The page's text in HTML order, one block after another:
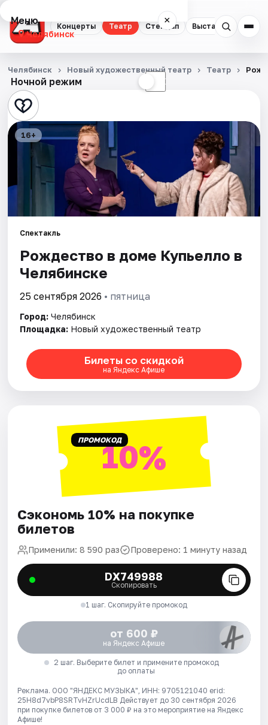
Концерты Театр Стендап Выставки
Меню ×
Челябинск
Концерты
Театр
Стендап
Выставки
Спорт
События
Города
Площадки
Артисты
Рейтинги
Ночной режим ☾
Челябинск Новый художественный театр Театр
16+
Спектакль
Рождество в доме Купьелло в
Челябинске
25 сентября 2026 • пятница
Город: Челябинск
Площадка: Новый художественный театр
Билеты со скидкой
на Яндекс Афише
ПРОМОКОД10%
Сэкономь 10% на покупке
билетов
Применили: 8 590 раз Проверено: 1 минуту назад
DX749988
Скопировать
1 шаг. Скопируйте промокод
от 600 ₽
на Яндекс Афише
2 шаг. Выберите билет и примените промокод
до оплаты
Реклама. ООО "ЯНДЕКС МУЗЫКА", ИНН: 9705121040 erid:
25H8d7vbP8SRTvHZrUcdLB Действует до 30 сентября 2026
при покупке билетов от 3 000 ₽ на это мероприятие на Яндекс
Афише!